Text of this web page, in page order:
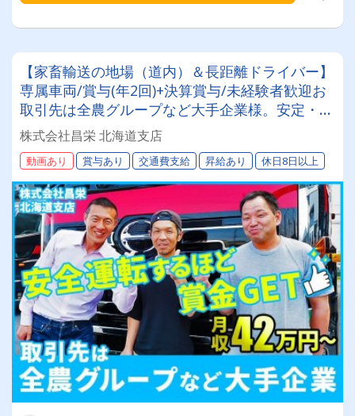
【家畜輸送の地場（道内）＆長距離ドライバー】
専属車両/賞与(年2回)+決算賞与/未経験者歓迎お
取引先は全農グループなど大手企業様。安定・安
心の待遇です☆当社独自の待遇☆燃費ランキング
上位14位には毎月最大4万円～4000円支給♪
株式会社昌栄 北海道支店
動画あり 賞与あり 交通費支給 昇給あり 休日8日以上